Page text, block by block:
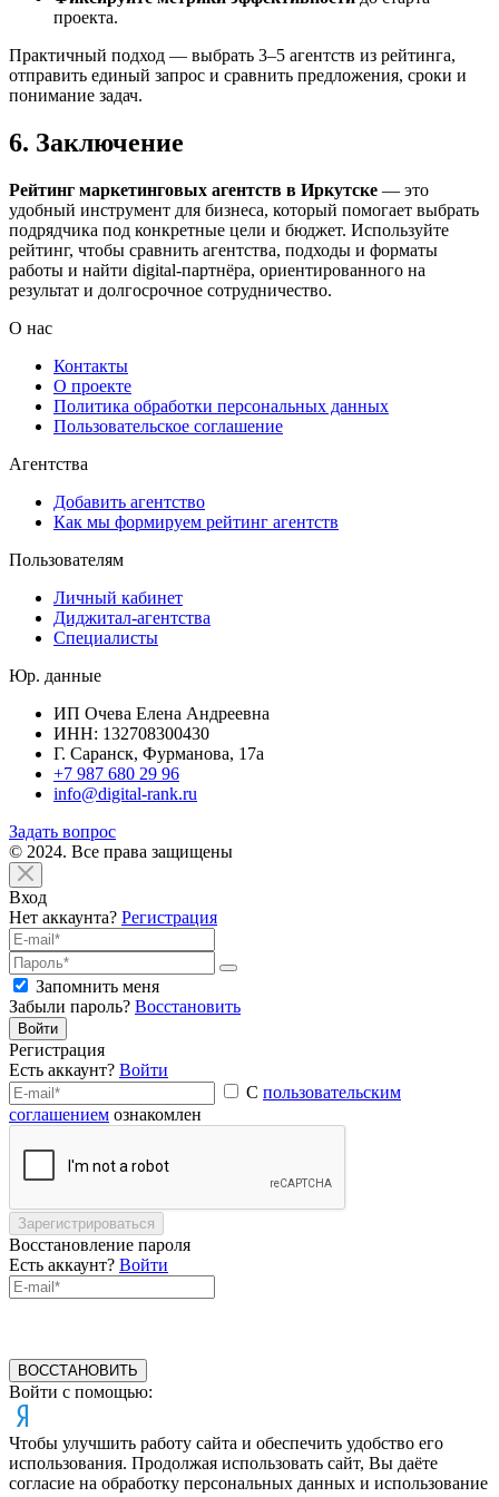
проекта.
Практичный подход — выбрать 3–5 агентств из рейтинга,
отправить единый запрос и сравнить предложения, сроки и
понимание задач.
6. Заключение
Рейтинг маркетинговых агентств в Иркутске — это
удобный инструмент для бизнеса, который помогает выбрать
подрядчика под конкретные цели и бюджет. Используйте
рейтинг, чтобы сравнить агентства, подходы и форматы
работы и найти digital-партнёра, ориентированного на
результат и долгосрочное сотрудничество.
О нас
Контакты
О проекте
Политика обработки персональных данных
Пользовательское соглашение
Агентства
Добавить агентство
Как мы формируем рейтинг агентств
Пользователям
Личный кабинет
Диджитал-агентства
Специалисты
Юр. данные
ИП Очева Елена Андреевна
ИНН: 132708300430
Г. Саранск, Фурманова, 17а
+7 987 680 29 96
info@digital-rank.ru
Задать вопрос
© 2024. Все права защищены
Вход
Нет аккаунта? Регистрация
Запомнить меня
Забыли пароль? Восстановить
Войти
Регистрация
Есть аккаунт? Войти
С пользовательским
соглашением ознакомлен
Зарегистрироваться
Восстановление пароля
Есть аккаунт? Войти
ВОССТАНОВИТЬ
Войти с помощью:
Чтобы улучшить работу сайта и обеспечить удобство его
использования. Продолжая использовать сайт, Вы даёте
согласие на обработку персональных данных и использование